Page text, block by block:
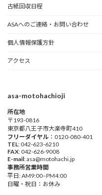
古紙回収日程
ASAへのご連絡・お問い合わせ
個人情報保護方針
アクセス
asa-motohachioji
所在地
〒193-0816
東京都八王子市大楽寺町410
フリーダイヤル ：0120-080-401
TEL: 042-623-6210
FAX: 042-626-9008
E-mail: asa@motohachi.jp
事務所営業時間
平日: AM9:00–PM4:00
日曜・祝日：お休み